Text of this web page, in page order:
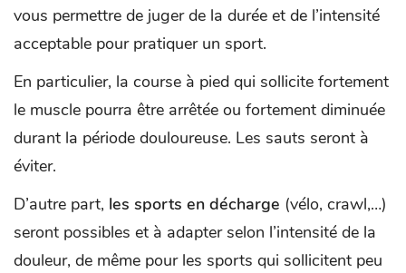
vous permettre de juger de la durée et de l’intensité
acceptable pour pratiquer un sport.
En particulier, la course à pied qui sollicite fortement
le muscle pourra être arrêtée ou fortement diminuée
durant la période douloureuse. Les sauts seront à
éviter.
D’autre part, les sports en décharge (vélo, crawl,…)
seront possibles et à adapter selon l’intensité de la
douleur, de même pour les sports qui sollicitent peu